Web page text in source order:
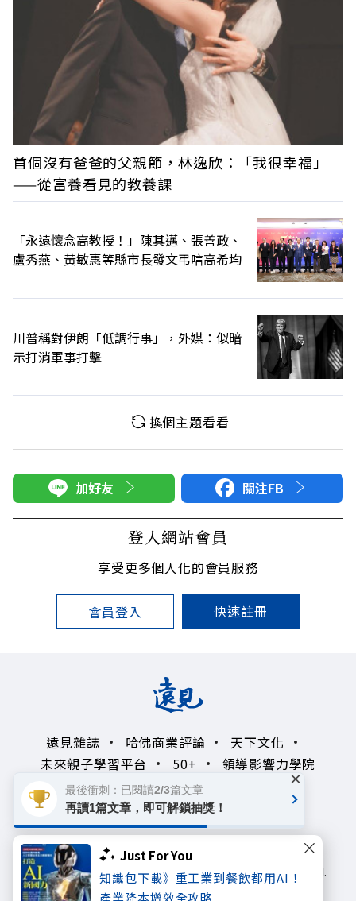
Just For You
知識包下載》重工業到餐飲都用AI！
產業降本增效全攻略
首個沒有爸爸的父親節，林逸欣：「我很幸福」
——從富養看見的教養課
「永遠懷念高教授！」陳其邁、張善政、
盧秀燕、黃敏惠等縣市長發文弔唁高希均
川普稱對伊朗「低調行事」，外媒：似暗
示打消軍事打擊
換個主題看看
加好友 關注FB
登入網站會員
享受更多個人化的會員服務
會員登入 快速註冊
遠見雜誌 哈佛商業評論
天下文化
未來親子學習平台
50+ 領導影響力學院
著作權聲明
隱私權政策
Copyright© 1999~2026
遠見天下文化出版股份有限公司. All rights reserved.
最後衝刺：已閱讀2/3篇文章
再讀1篇文章，即可解鎖抽獎！
×